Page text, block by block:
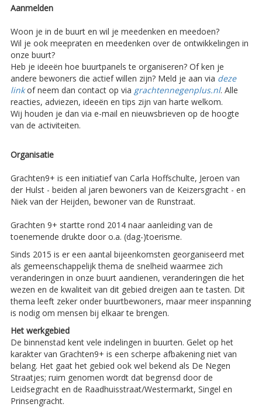
Aanmelden
Woon je in de buurt en wil je meedenken en meedoen?
Wil je ook meepraten en meedenken over de ontwikkelingen in
onze buurt?
Heb je ideeën hoe buurtpanels te organiseren? Of ken je
andere bewoners die actief willen zijn? Meld je aan via deze
linkof neem dan contact op via grachtennegenplus.nl. Alle
reacties, adviezen, ideeën en tips zijn van harte welkom.
Wij houden je dan via e-mail en nieuwsbrieven op de hoogte
van de activiteiten.
Organisatie
Grachten9+ is een initiatief van Carla Hoffschulte, Jeroen van
der Hulst - beiden al jaren bewoners van de Keizersgracht - en
Niek van der Heijden, bewoner van de Runstraat.
Grachten 9+ startte rond 2014 naar aanleiding van de
toenemende drukte door o.a. (dag-)toerisme.
Sinds 2015 is er een aantal bijeenkomsten georganiseerd met
als gemeenschappelijk thema de snelheid waarmee zich
veranderingen in onze buurt aandienen, veranderingen die het
wezen en de kwaliteit van dit gebied dreigen aan te tasten. Dit
thema leeft zeker onder buurtbewoners, maar meer inspanning
is nodig om mensen bij elkaar te brengen.
Het werkgebied
De binnenstad kent vele indelingen in buurten. Gelet op het
karakter van Grachten9+ is een scherpe afbakening niet van
belang. Het gaat het gebied ook wel bekend als De Negen
Straatjes; ruim genomen wordt dat begrensd door de
Leidsegracht en de Raadhuisstraat/Westermarkt, Singel en
Prinsengracht.